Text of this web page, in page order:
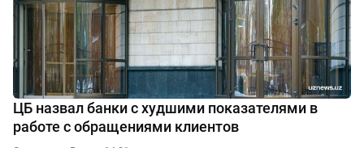
ЦБ назвал банки с худшими показателями в
работе с обращениями клиентов